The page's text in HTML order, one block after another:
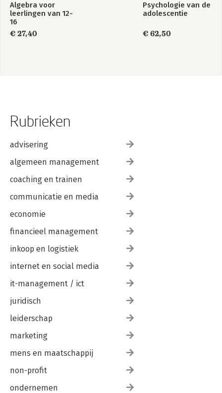
Algebra voor
leerlingen van 12-
16
€ 27,40
Psychologie van de
adolescentie
€ 62,50
Rubrieken
advisering
algemeen management
coaching en trainen
communicatie en media
economie
financieel management
inkoop en logistiek
internet en social media
it-management / ict
juridisch
leiderschap
marketing
mens en maatschappij
non-profit
ondernemen